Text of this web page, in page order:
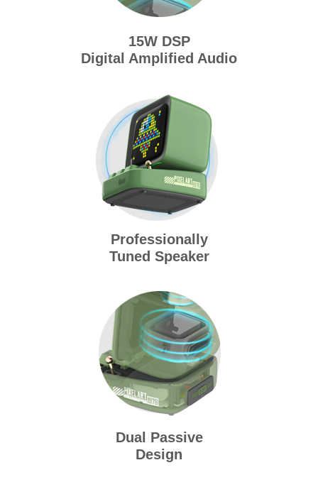
15W DSP
Digital Amplified Audio
Professionally
Tuned Speaker
Dual Passive
Design